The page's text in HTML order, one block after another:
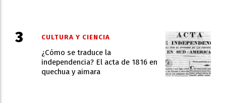
¿Cómo se traduce la
independencia? El acta de 1816 en
quechua y aimara
CULTURA Y CIENCIA